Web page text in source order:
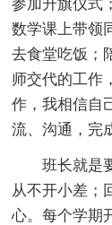
参加升旗仪式
数学课上带领
去食堂吃饭；
师交代的工作
作，我相信自
流、沟通，完
班长就是
从不开小差；
心。每个学期